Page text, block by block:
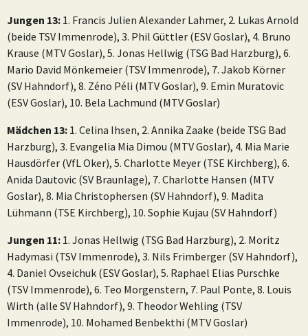
Jungen 13: 1. Francis Julien Alexander Lahmer, 2. Lukas Arnold
(beide TSV Immenrode), 3. Phil Güttler (ESV Goslar), 4. Bruno
Krause (MTV Goslar), 5. Jonas Hellwig (TSG Bad Harzburg), 6.
Mario David Mönkemeier (TSV Immenrode), 7. Jakob Körner
(SV Hahndorf), 8. Zéno Péli (MTV Goslar), 9. Emin Muratovic
(ESV Goslar), 10. Bela Lachmund (MTV Goslar)
Mädchen 13: 1. Celina Ihsen, 2. Annika Zaake (beide TSG Bad
Harzburg), 3. Evangelia Mia Dimou (MTV Goslar), 4. Mia Marie
Hausdörfer (VfL Oker), 5. Charlotte Meyer (TSE Kirchberg), 6.
Anida Dautovic (SV Braunlage), 7. Charlotte Hansen (MTV
Goslar), 8. Mia Christophersen (SV Hahndorf), 9. Madita
Lühmann (TSE Kirchberg), 10. Sophie Kujau (SV Hahndorf)
Jungen 11: 1. Jonas Hellwig (TSG Bad Harzburg), 2. Moritz
Hadymasi (TSV Immenrode), 3. Nils Frimberger (SV Hahndorf),
4. Daniel Ovseichuk (ESV Goslar), 5. Raphael Elias Purschke
(TSV Immenrode), 6. Teo Morgenstern, 7. Paul Ponte, 8. Louis
Wirth (alle SV Hahndorf), 9. Theodor Wehling (TSV
Immenrode), 10. Mohamed Benbekthi (MTV Goslar)